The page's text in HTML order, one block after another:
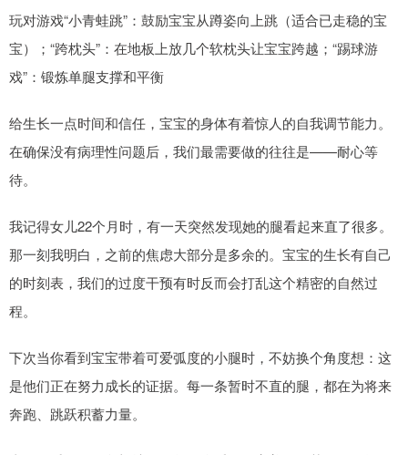
玩对游戏“小青蛙跳”：鼓励宝宝从蹲姿向上跳（适合已走稳的宝
宝）；“跨枕头”：在地板上放几个软枕头让宝宝跨越；“踢球游
戏”：锻炼单腿支撑和平衡
给生长一点时间和信任，宝宝的身体有着惊人的自我调节能力。
在确保没有病理性问题后，我们最需要做的往往是——耐心等
待。
我记得女儿22个月时，有一天突然发现她的腿看起来直了很多。
那一刻我明白，之前的焦虑大部分是多余的。宝宝的生长有自己
的时刻表，我们的过度干预有时反而会打乱这个精密的自然过
程。
下次当你看到宝宝带着可爱弧度的小腿时，不妨换个角度想：这
是他们正在努力成长的证据。每一条暂时不直的腿，都在为将来
奔跑、跳跃积蓄力量。